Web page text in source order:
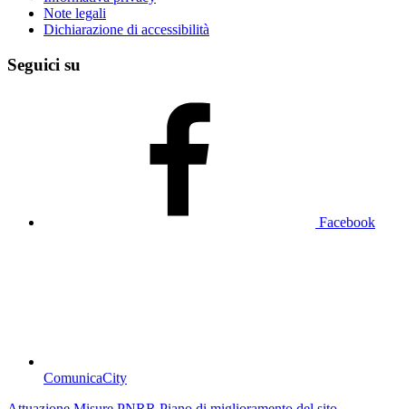
Note legali
Dichiarazione di accessibilità
Seguici su
Facebook
ComunicaCity